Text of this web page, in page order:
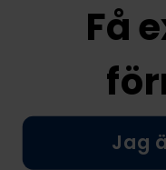
© Nordic Prostore 2026
Allmänna villkor
Få
Jag